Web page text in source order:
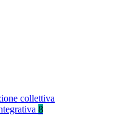
collettiva
8